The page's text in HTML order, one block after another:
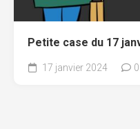
Petite case du 17
17 janvier 2024 0